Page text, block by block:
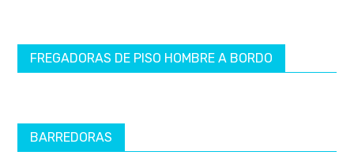
FREGADORAS DE PISO HOMBRE A BORDO
BARREDORAS